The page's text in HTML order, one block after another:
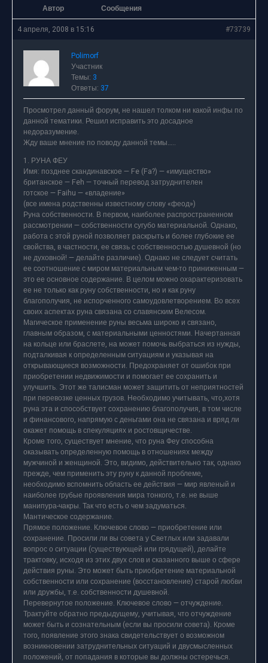
Автор
Сообщения
4 апреля, 2008 в 15:16
#73739
Polimorf
Участник
Темы: 3
Ответы: 37
Просмотрел данный форум, не нашел толком ни какой инфы по
данной тематики. Решил исправить это досадное
недоразумение.
Жду ваше мнение по поводу данной темы…..
1. РУНА ФЕУ
Имя: позднее скандинавское — Fe (Fa?) — «имущество»
британское — Feh — точный перевод затруднителен
готское — Faihu — «владение»
(все имена родственны известному слову «феод»)
Руна собственности. В первом, наиболее распространенном
рассмотрении — собственности сугубо материальной. Однако,
работа с этой руной позволяет раскрыть и более глубокие ее
свойства, в частности, ее связь с собственностью душевной (но
не духовной! — делайте различие). Однако не следует считать
ее соотношение с миром материальным чем-то приниженным —
это ее основное содержание. В целом можно охарактеризовать
ее не только как руну собственности, но и как руну
благополучия, не испорченного самоудовлетворением. Во всех
своих аспектах руна связана со славянским Велесом.
Магическое применение руны весьма широко и связано,
главным образом, с материальными ценностями. Начертанная
на кольце или браслете, на может помочь выбраться из нужды,
подталкивая к определенным ситуациям и указывая на
открывающиеся возможности. Предохраняет от ошибок при
приобретении недвижимости и помогает ее сохранить и
улучшить. Этот же талисман может защитить от неприятностей
при перевозке ценных грузов. Необходимо учитывать, что,хотя
руна эта и способствует сохранению благополучия, в том числе
и финансового, напрямую с деньгами она не связана и вряд ли
окажет помощь в спекуляциях и ростовщичестве.
Кроме того, существует мнение, что руна Феу способна
оказывать определенную помощь в отношениях между
мужчиной и женщиной. Это, видимо, действительно так, однако
прежде, чем применить эту руну к данной проблеме,
необходимо вспомнить область ее действия — мир явленый и
наиболее грубые проявления мира тонкого, т.е. не выше
манипура-чакры. Так что есть о чем задуматься.
Мантическое содержание.
Прямое положение. Ключевое слово — приобретение или
сохранение. Просили ли вы совета у Светлых или задавали
вопрос о ситуации (существующей или грядущей), делайте
трактовку, исходя из этих двух слов и сказанного выше о сфере
действия руны. Это может быть приобретение материальной
собственности или сохранение (восстановление) старой любви
или дружбы, т.е. собственности душевной.
Перевернутое положение. Ключевое слово — отчуждение.
Трактуйте обратно предыдущему, учитывая, что отчуждение
может быть и сознательным (если вы просили совета). Кроме
того, появление этого знака свидетельствует о возможном
возникновении затруднительных ситуаций и двусмысленных
положений, от попадания в которые вы должны остеречься.